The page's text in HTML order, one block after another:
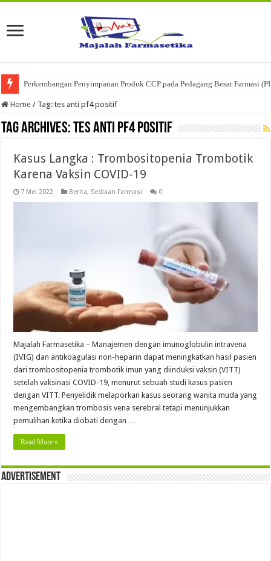
Perkembangan Penyimpanan Produk CCP pada Pedagang Besar Farmasi
Home / Tag:tes anti pf4 positif
Tag Archives:tes anti pf4 positif
Kasus Langka : Trombositopenia Trombotik
Karena Vaksin COVID-19
7 Mei 2022 Berita, Sediaan Farmasi 0
Majalah Farmasetika – Manajemen dengan imunoglobulin intravena
(IVIG) dan antikoagulasi non-heparin dapat meningkatkan hasil pasien
dari trombositopenia trombotik imun yang diinduksi vaksin (VITT)
setelah vaksinasi COVID-19, menurut sebuah studi kasus pasien
dengan VITT. Penyelidik melaporkan kasus seorang wanita muda yang
mengembangkan trombosis vena serebral tetapi menunjukkan
pemulihan ketika diobati dengan …
Read More »
Advertisement